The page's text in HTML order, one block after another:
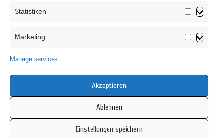
Statistiken
Marketing
Manage services
Akzeptieren
Ablehnen
Einstellungen speichern
Cookie Policy (EU)